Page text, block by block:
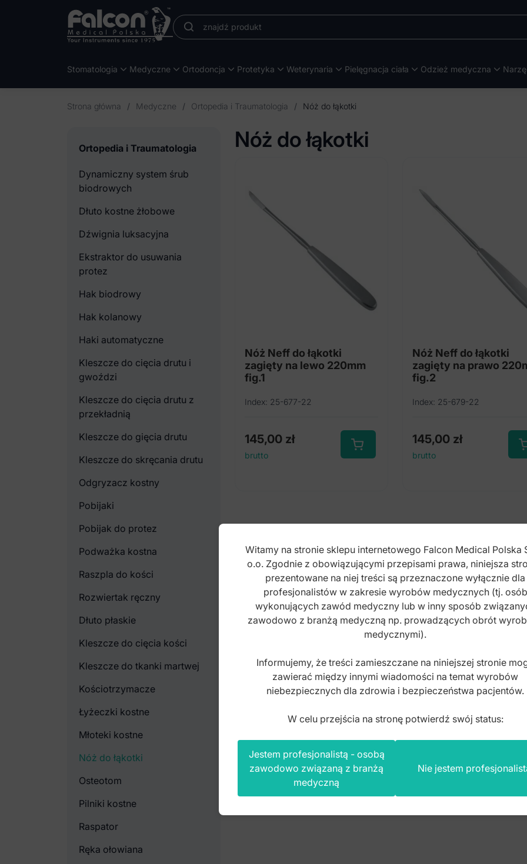
Stomatologia Medyczne Ortodoncja Protetyka Weterynaria Pielęgnacja ciała Odzież medyczna
Strona główna / Medyczne / Ortopedia i Traumatologia / Nóż do łąkotki
Ortopedia i Traumatologia
Dynamiczny system śrub
biodrowych
Dłuto kostne żłobowe
Dźwignia luksacyjna
Ekstraktor do usuwania
protez
Hak biodrowy
Hak kolanowy
Haki automatyczne
Kleszcze do cięcia drutu i
gwoździ
Kleszcze do cięcia drutu z
przekładnią
Kleszcze do gięcia drutu
Kleszcze do skręcania drutu
Odgryzacz kostny
Pobijaki
Pobijak do protez
Podważka kostna
Raszpla do kości
Rozwiertak ręczny
Dłuto płaskie
Kleszcze do cięcia kości
Kleszcze do tkanki martwej
Kościotrzymacze
Łyżeczki kostne
Młoteki kostne
Nóż do łąkotki
Osteotom
Pilniki kostne
Raspator
Ręka ołowiana
Nóż do łąkotki
Nóż Neff do łąkotki
zagięty na lewo 220mm
fig.1
Index: 25-677-22
145,00 zł
brutto
Nóż Neff do łąkotki
zagięty na prawo
fig.2
Index: 25-679-22
145,00 zł
brutto
Witamy na stronie sklepu internetowego Falcon Medical Polska
o.o. Zgodnie z obowiązującymi przepisami prawa, niniejsza
prezentowane na niej treści są przeznaczone wyłącznie dla
profesjonalistów w zakresie wyrobów medycznych (tj. osób
wykonujących zawód medyczny lub w inny sposób
zawodowo z branżą medyczną np. prowadzących obrót
medycznymi).
Informujemy, że treści zamieszczane na niniejszej stronie
zawierać między innymi wiadomości na temat wyrobów
niebezpiecznych dla zdrowia i bezpieczeństwa pacjentów.
W celu przejścia na stronę potwierdź swój status:
Jestem profesjonalistą - osobą
zawodowo związaną z branżą
medyczną
Nie jestem